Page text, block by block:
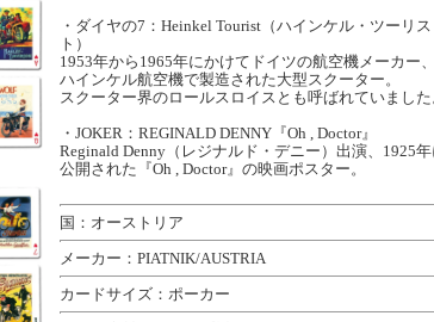
・ダイヤの7：Heinkel Tourist（ハインケル・ツーリス
ト）
1953年から1965年にかけてドイツの航空機メーカー、
ハインケル航空機で製造された大型スクーター。
スクーター界のロールスロイスとも呼ばれていました
・JOKER：REGINALD DENNY『Oh , Doctor』
Reginald Denny（レジナルド・デニー）出演、1925年
公開された『Oh , Doctor』の映画ポスター。
国：オーストリア
メーカー：PIATNIK/AUSTRIA
カードサイズ：ポーカー